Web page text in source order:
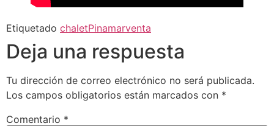
Etiquetado chaletPinamarventa
Deja una respuesta
Tu dirección de correo electrónico no será publicada.
Los campos obligatorios están marcados con *
Comentario *